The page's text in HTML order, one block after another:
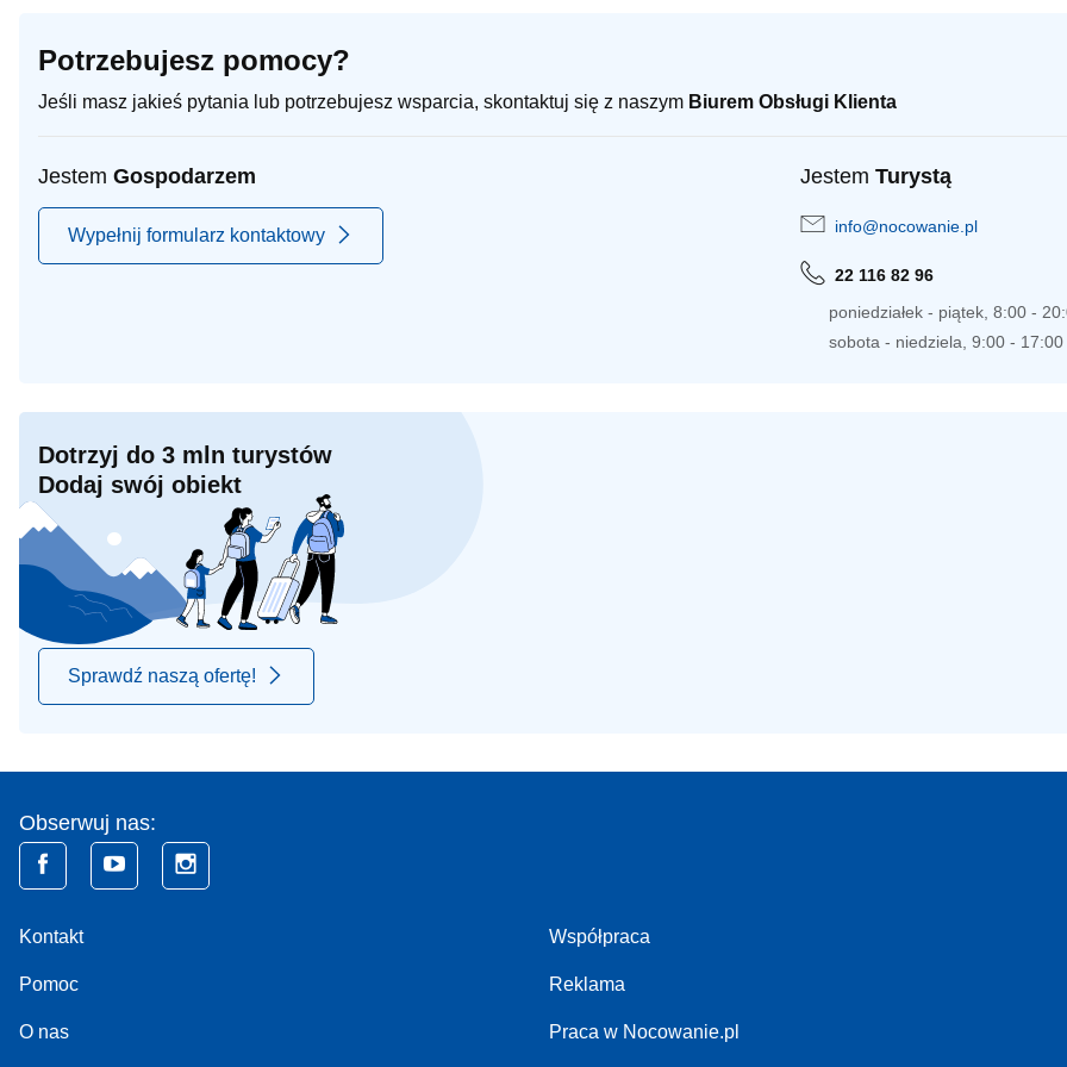
Potrzebujesz pomocy?
Jeśli masz jakieś pytania lub potrzebujesz wsparcia, skontaktuj się z naszym Biurem Obsługi Klienta
Jestem Gospodarzem
Wypełnij formularz kontaktowy
Jestem Turystą
info@nocowanie.pl
22 116 82 96
poniedziałek - piątek, 8:00 -
sobota - niedziela, 9:00 - 17:00
Dotrzyj do 3 mln turystów
Dodaj swój obiekt
Sprawdź naszą ofertę!
Obserwuj nas:
Kontakt
Pomoc
O nas
Współpraca
Reklama
Praca w Nocowanie.pl